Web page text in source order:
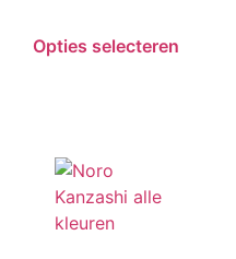
Opties selecteren